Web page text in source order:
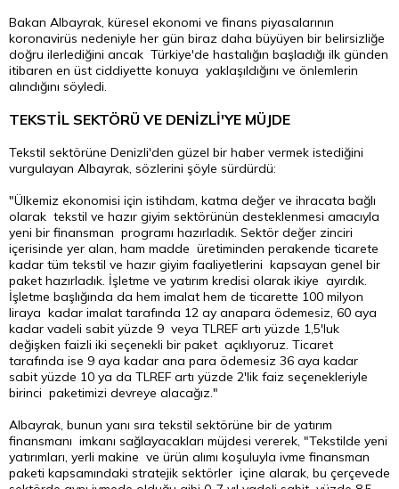
Bakan Albayrak, küresel ekonomi ve finans piyasalarının
koronavirüs nedeniyle her gün biraz daha büyüyen bir belirsizliğe
doğru ilerlediğini ancak Türkiye'de hastalığın başladığı ilk günden
itibaren en üst ciddiyette konuya yaklaşıldığını ve önlemlerin
alındığını söyledi.
TEKSTİL SEKTÖRÜ VE DENİZLİ'YE MÜJDE
Tekstil sektörüne Denizli'den güzel bir haber vermek istediğini
vurgulayan Albayrak, sözlerini şöyle sürdürdü:
"Ülkemiz ekonomisi için istihdam, katma değer ve ihracata bağlı
olarak tekstil ve hazır giyim sektörünün desteklenmesi amacıyla
yeni bir finansman programı hazırladık. Sektör değer zinciri
içerisinde yer alan, ham madde üretiminden perakende ticarete
kadar tüm tekstil ve hazır giyim faaliyetlerini kapsayan genel bir
paket hazırladık. İşletme ve yatırım kredisi olarak ikiye ayırdık.
İşletme başlığında da hem imalat hem de ticarette 100 milyon
liraya kadar imalat tarafında 12 ay anapara ödemesiz, 60 aya
kadar vadeli sabit yüzde 9 veya TLREF artı yüzde 1,5'luk
değişken faizli iki seçenekli bir paket açıklıyoruz. Ticaret
tarafında ise 9 aya kadar ana para ödemesiz 36 aya kadar
sabit yüzde 10 ya da TLREF artı yüzde 2'lik faiz seçenekleriyle
birinci paketimizi devreye alacağız."
Albayrak, bunun yanı sıra tekstil sektörüne bir de yatırım
finansmanı imkanı sağlayacakları müjdesi vererek, "Tekstilde yeni
yatırımları, yerli makine ve ürün alımı koşuluyla ivme finansman
paketi kapsamındaki stratejik sektörler içine alarak, bu çerçevede